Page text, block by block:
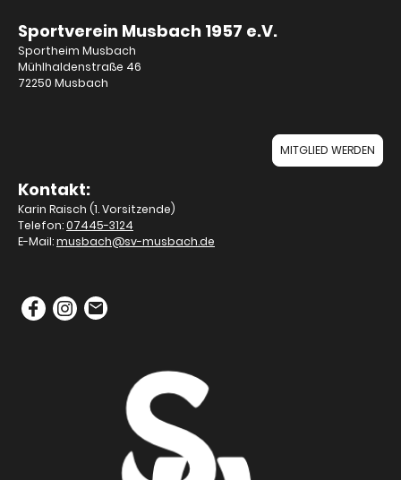
MITGLIED WERDEN
Sportverein Musbach 1957 e.V.
Sportheim Musbach
Mühlhaldenstraße 46
72250 Musbach
Kontakt:
Karin Raisch (1. Vorsitzende)
Telefon:07445-3124
E-Mail:musbach@sv-musbach.de